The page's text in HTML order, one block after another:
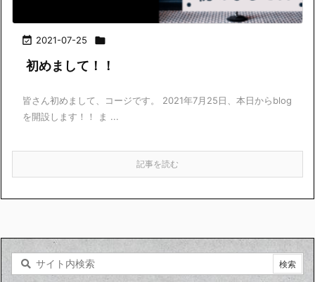
 2021-07-25 
初めまして！！
皆さん初めまして、コージです。 2021年7月25日、本日からblog
を開設します！！ ま ...
記事を読む